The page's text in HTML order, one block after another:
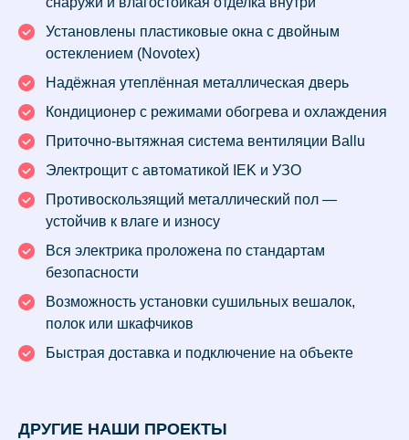
Установлены пластиковые окна с двойным
остеклением (Novotex)
Надёжная утеплённая металлическая дверь
Кондиционер с режимами обогрева и охлаждения
Приточно-вытяжная система вентиляции Ballu
Электрощит с автоматикой IEK и УЗО
Противоскользящий металлический пол —
устойчив к влаге и износу
Вся электрика проложена по стандартам
безопасности
Возможность установки сушильных вешалок,
полок или шкафчиков
Быстрая доставка и подключение на объекте
ДРУГИЕ НАШИ ПРОЕКТЫ